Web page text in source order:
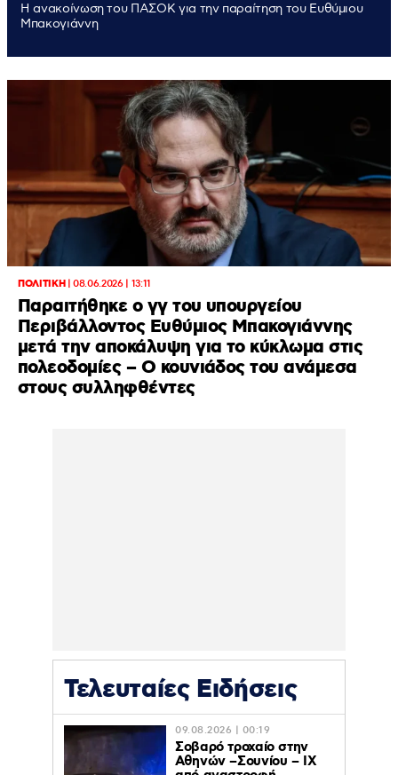
Η ανακοίνωση του ΠΑΣΟΚ για την παραίτηση του Ευθύμιου
Μπακογιάννη
ΠΟΛΙΤΙΚΗ|08.06.2026 | 13:11
Παραιτήθηκε ο γγ του υπουργείου
Περιβάλλοντος Ευθύμιος Μπακογιάννης
μετά την αποκάλυψη για το κύκλωμα στις
πολεοδομίες – Ο κουνιάδος του ανάμεσα
στους συλληφθέντες
Τελευταίες Ειδήσεις
09.08.2026 | 00:19
Σοβαρό τροχαίο στην
Αθηνών –Σουνίου – ΙΧ